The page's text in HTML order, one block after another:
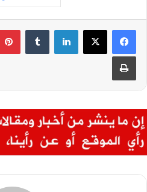
لينكدإن